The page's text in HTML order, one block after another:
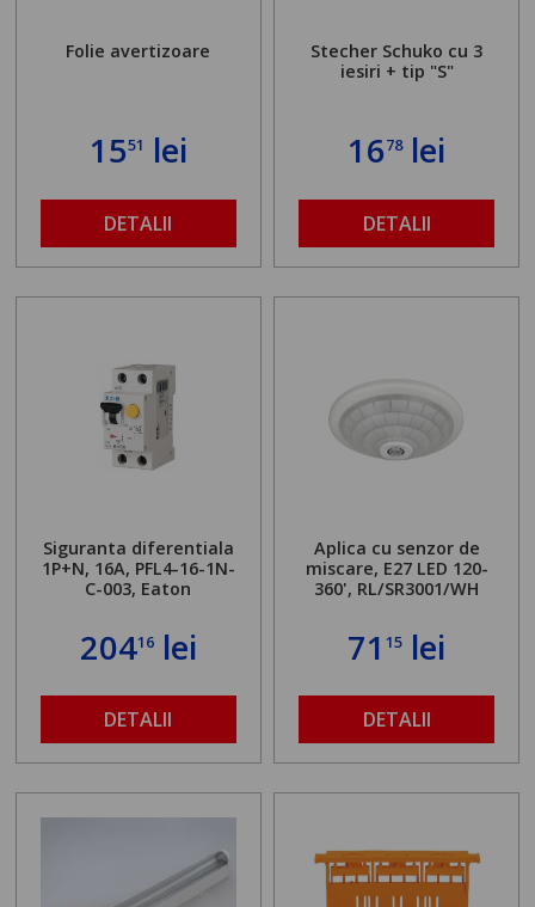
Folie avertizoare
1551 lei
DETALII
Stecher Schuko cu 3
iesiri + tip "S"
1678lei
DETALII
Siguranta diferentiala
1P+N, 16A, PFL4-16-1N-
C-003, Eaton
20416lei
DETALII
Aplica cu senzor de
miscare, E27 LED 120-
360', RL/SR3001/WH
7115 lei
DETALII